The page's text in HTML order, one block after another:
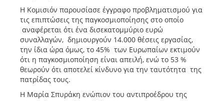
Η Κομισιόν παρουσίασε έγγραφο προβληματισμού για
τις επιπτώσεις της παγκοσμιοποίησης στο οποίο
αναφέρεται ότι ένα δισεκατομμύριο ευρώ
συναλλαγών, δημιουργούν 14.000 θέσεις εργασίας,
την ίδια ώρα όμως, το 45% των Ευρωπαίων εκτιμούν
ότι η παγκοσμιοποίηση είναι απειλή, ενώ το 53 %
θεωρούν ότι αποτελεί κίνδυνο για την ταυτότητα της
πατρίδας τους.
Η Μαρία Σπυράκη ενώπιον του αντιπροέδρου της